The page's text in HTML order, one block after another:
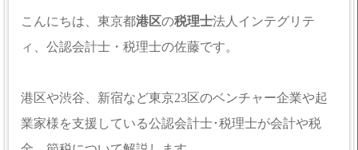
こんにちは、東京都港区の税理士法人インテグリテ
ィ、公認会計士・税理士の佐藤です。
港区や渋谷、新宿など東京23区のベンチャー企業や起
業家様を支援している公認会計士･税理士が会計や税